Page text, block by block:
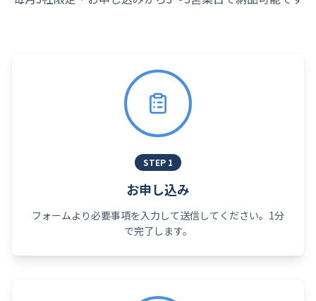
STEP 1
お申し込み
フォームより必要事項を入力して送信してください。1分
で完了します。